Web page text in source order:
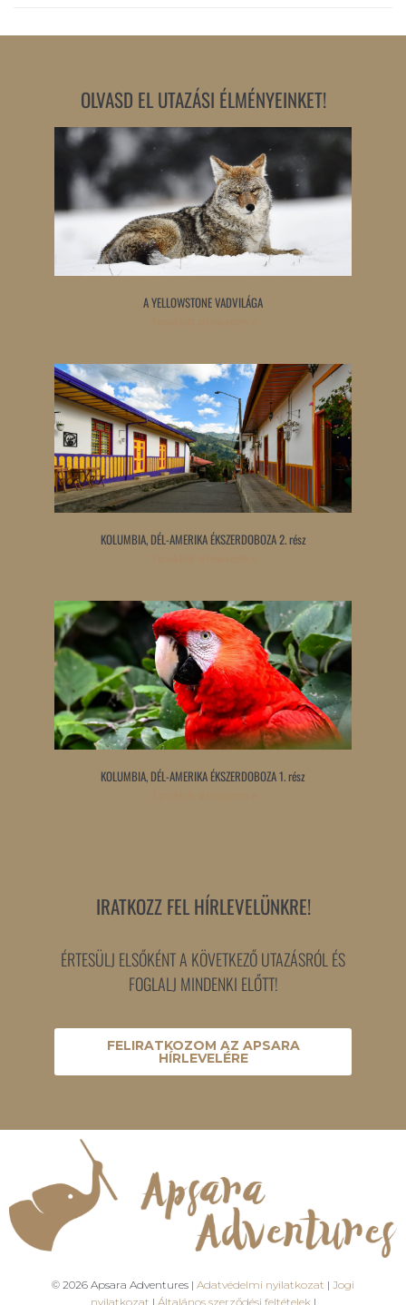
OLVASD EL UTAZÁSI ÉLMÉNYEINKET!
A YELLOWSTONE VADVILÁGA
KOLUMBIA, DÉL-AMERIKA ÉKSZERDOBOZA 2. rész
KOLUMBIA, DÉL-AMERIKA ÉKSZERDOBOZA 1. rész
IRATKOZZ FEL HÍRLEVELÜNKRE!
ÉRTESÜLJ ELSŐKÉNT A KÖVETKEZŐ UTAZÁSRÓL ÉS
FOGLALJ MINDENKI ELŐTT!
FELIRATKOZOM AZ APSARA
HÍRLEVELÉRE
© 2026 Apsara Adventures | Adatvédelmi nyilatkozat | Jogi
nyilatkozat | Általános szerződési feltételek |